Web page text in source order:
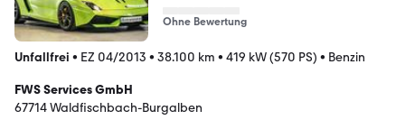
Ohne Bewertung
Unfallfrei • EZ 04/2013 • 38.100 km • 419 kW (570 PS) • Benzin
FWS Services GmbH
67714 Waldfischbach-Burgalben